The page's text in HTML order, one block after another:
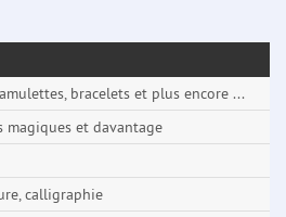
bracelets et plus encore ...
magiques et davantage
calligraphie